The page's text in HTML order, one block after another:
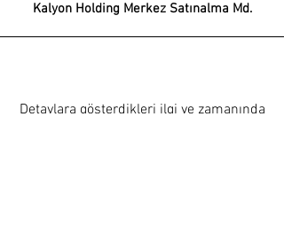
Kalyon Holding Merkez Satınalma Md.
Detaylara gösterdikleri ilgi ve zamanında